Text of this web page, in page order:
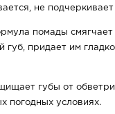
не
помады
губ, придает им
губы от
погодных условиях.